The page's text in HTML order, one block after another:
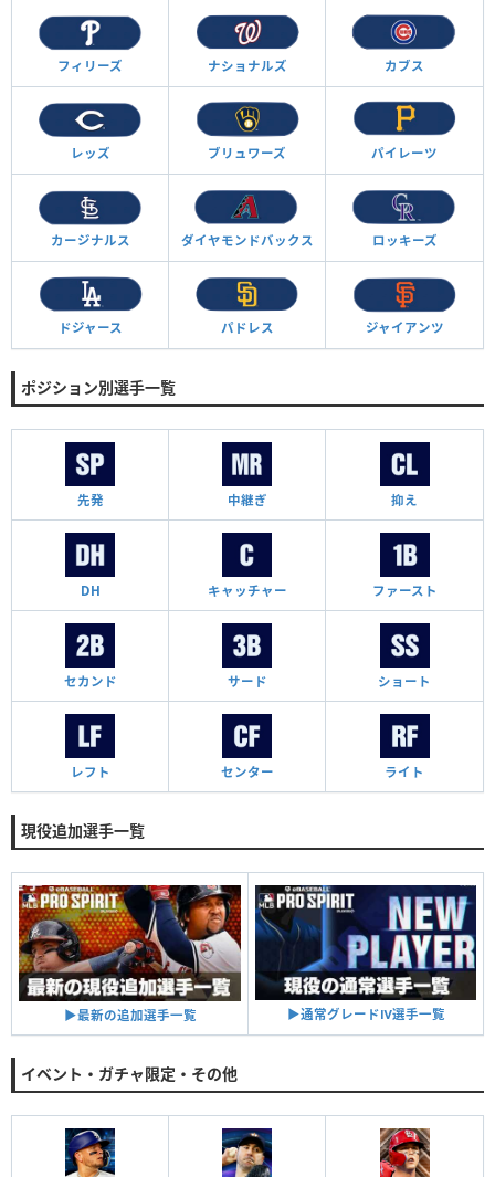
フィリーズ ナショナルズ カブス
レッズ ブリュワーズ パイレーツ
カージナルス ダイヤモンドバックス ロッキーズ
ドジャース パドレス ジャイアンツ
ポジション別選手一覧
先発 中継ぎ 抑え
DH キャッチャー ファースト
セカンド サード ショート
レフト センター ライト
現役追加選手一覧
▶︎最新の追加選手一覧 ▶︎通常グレードⅣ選手一覧
イベント・ガチャ限定・その他